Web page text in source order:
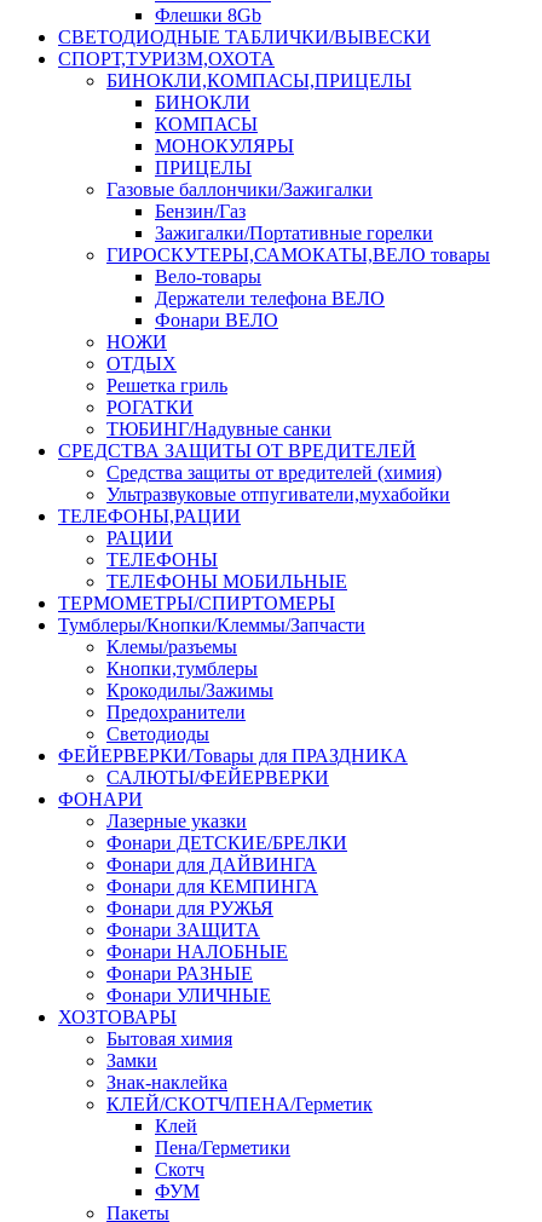
Флешки 8Gb
СВЕТОДИОДНЫЕ ТАБЛИЧКИ/ВЫВЕСКИ
СПОРТ,ТУРИЗМ,ОХОТА
БИНОКЛИ,КОМПАСЫ,ПРИЦЕЛЫ
БИНОКЛИ
КОМПАСЫ
МОНОКУЛЯРЫ
ПРИЦЕЛЫ
Газовые баллончики/Зажигалки
Бензин/Газ
Зажигалки/Портативные горелки
ГИРОСКУТЕРЫ,САМОКАТЫ,ВЕЛО товары
Вело-товары
Держатели телефона ВЕЛО
Фонари ВЕЛО
НОЖИ
ОТДЫХ
Решетка гриль
РОГАТКИ
ТЮБИНГ/Надувные санки
СРЕДСТВА ЗАЩИТЫ ОТ ВРЕДИТЕЛЕЙ
Средства защиты от вредителей (химия)
Ультразвуковые отпугиватели,мухабойки
ТЕЛЕФОНЫ,РАЦИИ
РАЦИИ
ТЕЛЕФОНЫ
ТЕЛЕФОНЫ МОБИЛЬНЫЕ
ТЕРМОМЕТРЫ/СПИРТОМЕРЫ
Тумблеры/Кнопки/Клеммы/Запчасти
Клемы/разъемы
Кнопки,тумблеры
Крокодилы/Зажимы
Предохранители
Светодиоды
ФЕЙЕРВЕРКИ/Товары для ПРАЗДНИКА
САЛЮТЫ/ФЕЙЕРВЕРКИ
ФОНАРИ
Лазерные указки
Фонари ДЕТСКИЕ/БРЕЛКИ
Фонари для ДАЙВИНГА
Фонари для КЕМПИНГА
Фонари для РУЖЬЯ
Фонари ЗАЩИТА
Фонари НАЛОБНЫЕ
Фонари РАЗНЫЕ
Фонари УЛИЧНЫЕ
ХОЗТОВАРЫ
Бытовая химия
Замки
Знак-наклейка
КЛЕЙ/СКОТЧ/ПЕНА/Герметик
Клей
Пена/Герметики
Скотч
ФУМ
Пакеты